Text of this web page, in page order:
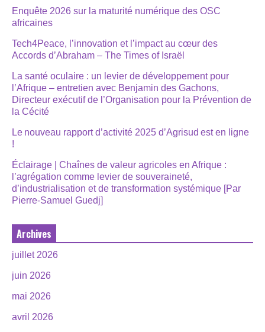
Enquête 2026 sur la maturité numérique des OSC
africaines
Tech4Peace, l’innovation et l’impact au cœur des
Accords d’Abraham – The Times of Israël
La santé oculaire : un levier de développement pour
l’Afrique – entretien avec Benjamin des Gachons,
Directeur exécutif de l’Organisation pour la Prévention de
la Cécité
Le nouveau rapport d’activité 2025 d’Agrisud est en ligne
!
Éclairage | Chaînes de valeur agricoles en Afrique :
l’agrégation comme levier de souveraineté,
d’industrialisation et de transformation systémique [Par
Pierre-Samuel Guedj]
Archives
juillet 2026
juin 2026
mai 2026
avril 2026